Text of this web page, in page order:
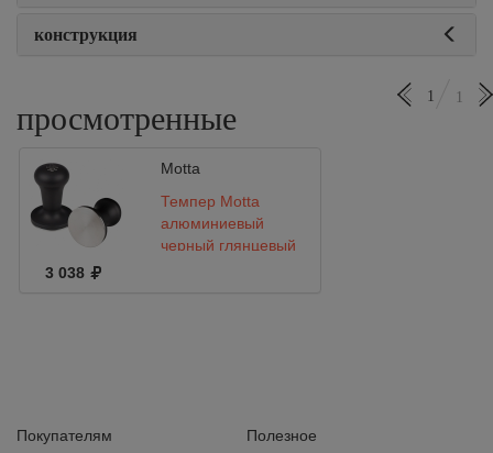
конструкция
просмотренные
1 1
Motta
Темпер Motta
алюминиевый
черный глянцевый
3 038
Покупателям
Полезное